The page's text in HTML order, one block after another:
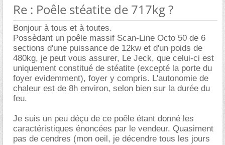
Re : Poêle stéatite de 717kg ?
Bonjour à tous et à toutes.
Possèdant un poêle massif Scan-Line Octo 50 de 6
sections d'une puissance de 12kw et d'un poids de
480kg, je peut vous assurer, Le Jeck, que celui-ci est
uniquement constitué de stéatite (excepté la porte du
foyer evidemment), foyer y compris. L'autonomie de
chaleur est de 8h environ, selon bien sur la durée du
feu.
Je suis un peu déçu de ce poêle étant donné les
caractéristiques énoncées par le vendeur. Quasiment
pas de cendres (mon oeil, je décendre tous les jours